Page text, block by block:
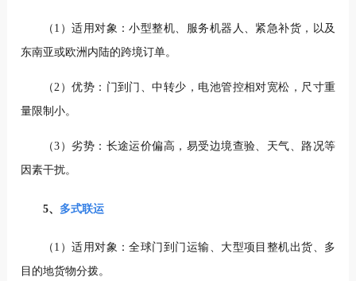
（1）适用对象：小型整机、服务机器人、紧急补货，以及
东南亚或欧洲内陆的跨境订单。
（2）优势：门到门、中转少，电池管控相对宽松，尺寸重
量限制小。
（3）劣势：长途运价偏高，易受边境查验、天气、路况等
因素干扰。
5、 多式联运
（1）适用对象：全球门到门运输、大型项目整机出货、多
目的地货物分拨。